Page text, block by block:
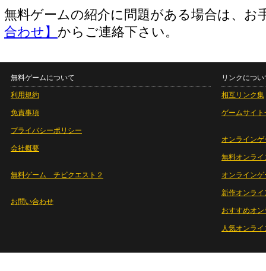
無料ゲームの紹介に問題がある場合は、お
合わせ】 からご連絡下さい。
無料ゲームについて
利用規約
免責事項
プライバシーポリシー
会社概要
無料ゲーム チビクエスト２
お問い合わせ
リンクについ
相互リンク集
ゲームサイト
オンラインゲ
無料オンライ
オンライン
新作オンライ
おすすめオ
人気オンラ